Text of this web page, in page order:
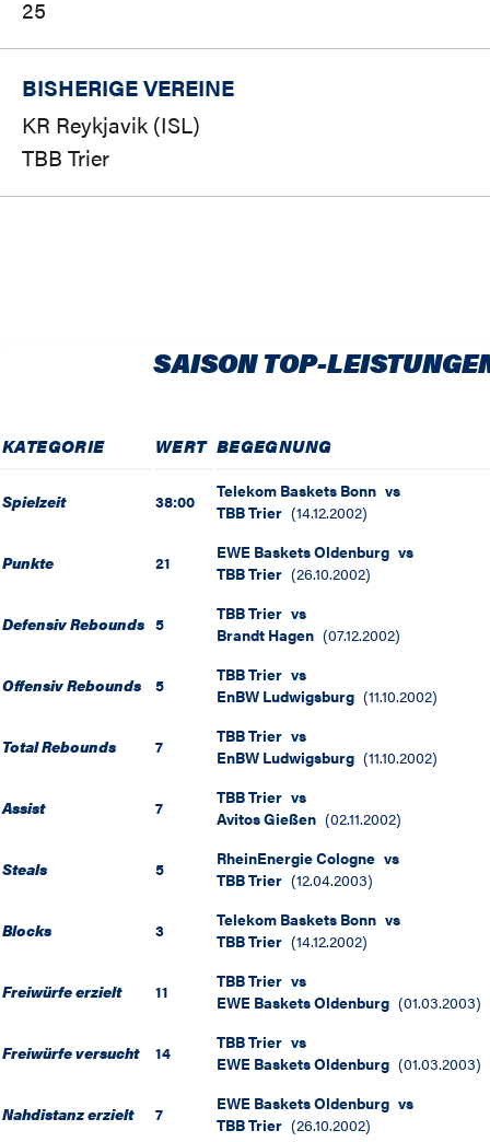
25
BISHERIGE VEREINE
KR Reykjavik (ISL)
TBB Trier
SAISON TOP-
KATEGORIE WERT BEGEGNUNG
Spielzeit 38:00 Telekom Baskets Bonn vs
TBB Trier (14.12.2002)
Punkte 21 EWE Baskets Oldenburg vs
TBB Trier (26.10.2002)
Defensiv Rebounds 5 TBB Trier vs
Brandt Hagen (07.12.2002)
Offensiv Rebounds 5 TBB Trier vs
EnBW Ludwigsburg (11.10.2002)
Total Rebounds 7 TBB Trier vs
EnBW Ludwigsburg (11.10.2002)
Assist 7 TBB Trier vs
Avitos Gießen (02.11.2002)
Steals 5 RheinEnergie Cologne vs
TBB Trier (12.04.2003)
Blocks 3 Telekom Baskets Bonn vs
TBB Trier (14.12.2002)
Freiwürfe erzielt 11 TBB Trier vs
EWE Baskets Oldenburg (01.03.2003)
Freiwürfe versucht 14 TBB Trier vs
EWE Baskets Oldenburg (01.03.2003)
Nahdistanz erzielt 7 EWE Baskets Oldenburg vs
TBB Trier (26.10.2002)